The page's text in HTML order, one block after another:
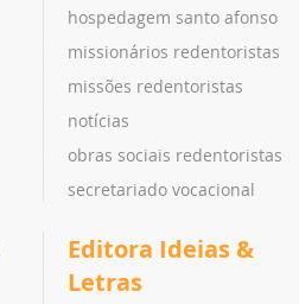
hospedagem santo afonso
missionários redentoristas
missões redentoristas
notícias
obras sociais redentoristas
secretariado vocacional
Editora Ideias &
Letras